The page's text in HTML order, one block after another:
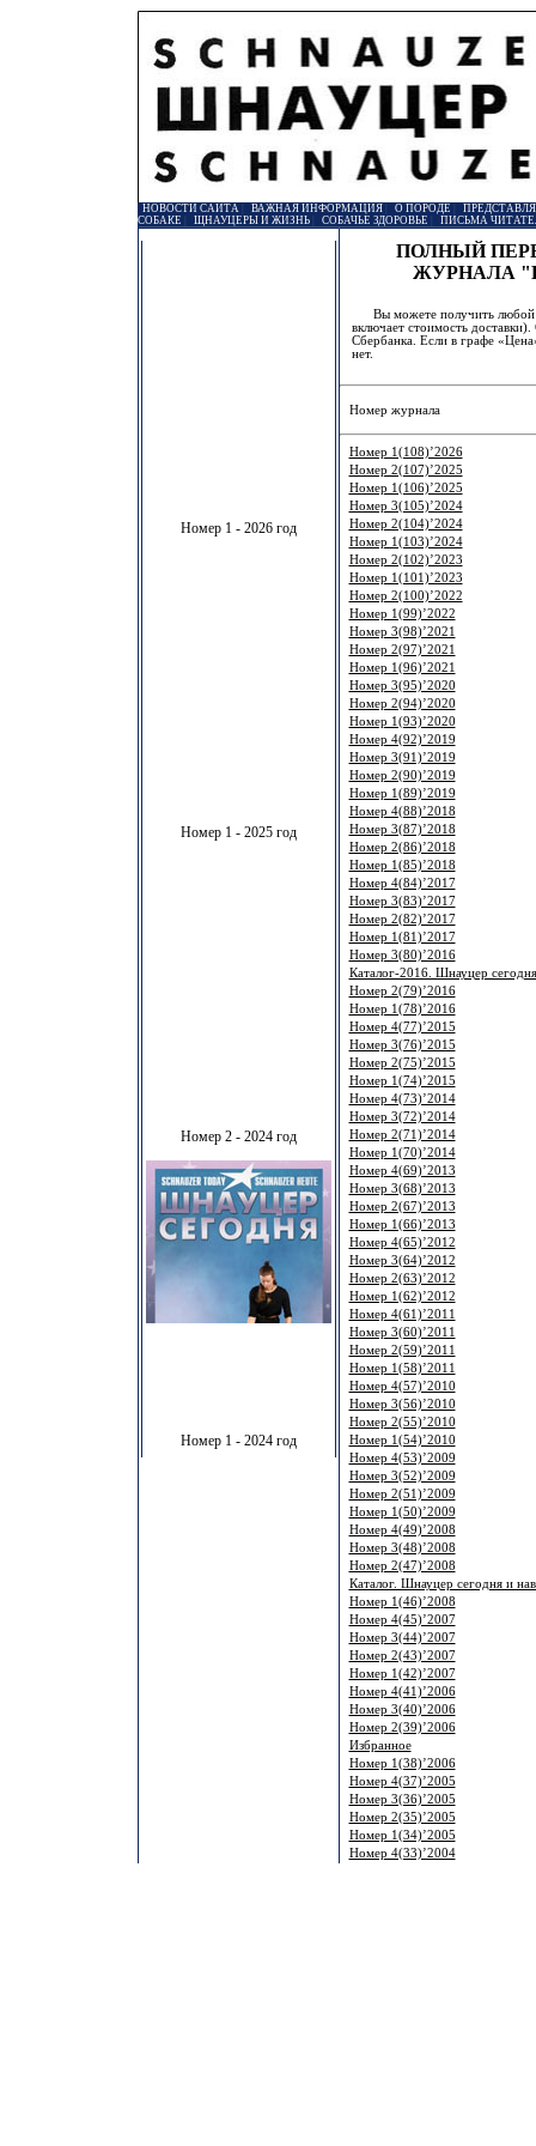
НОВОСТИ САЙТА| ВАЖНАЯ ИНФОРМАЦИЯ| О ПОРОДЕ
СОБАКЕ
ЩНАУЦЕРЫ И ЖИЗНЬ| СОБАЧЬЕ ЗДОРОВЬЕ ПИСЬМА
Номер 1 - 2026 год
Номер 1 - 2025 год
Номер 2 - 2024 год
Номер 1 - 2024 год
ПОЛНЫЙ
ЖУРНАЛА
Вы можете получить любой
включает стоимость
Сбербанка. Если в графе
нет.
Номер журнала
Номер 1(108)’2026
Номер 2(107)’2025
Номер 1(106)’2025
Номер 3(105)’2024
Номер 2(104)’2024
Номер 1(103)’2024
Номер 2(102)’2023
Номер 1(101)’2023
Номер 2(100)’2022
Номер 1(99)’2022
Номер 3(98)’2021
Номер 2(97)’2021
Номер 1(96)’2021
Номер 3(95)’2020
Номер 2(94)’2020
Номер 1(93)’2020
Номер 4(92)’2019
Номер 3(91)’2019
Номер 2(90)’2019
Номер 1(89)’2019
Номер 4(88)’2018
Номер 3(87)’2018
Номер 2(86)’2018
Номер 1(85)’2018
Номер 4(84)’2017
Номер 3(83)’2017
Номер 2(82)’2017
Номер 1(81)’2017
Номер 3(80)’2016
Каталог-2016. Шнауцер сегодня
Номер 2(79)’2016
Номер 1(78)’2016
Номер 4(77)’2015
Номер 3(76)’2015
Номер 2(75)’2015
Номер 1(74)’2015
Номер 4(73)’2014
Номер 3(72)’2014
Номер 2(71)’2014
Номер 1(70)’2014
Номер 4(69)’2013
Номер 3(68)’2013
Номер 2(67)’2013
Номер 1(66)’2013
Номер 4(65)’2012
Номер 3(64)’2012
Номер 2(63)’2012
Номер 1(62)’2012
Номер 4(61)’2011
Номер 3(60)’2011
Номер 2(59)’2011
Номер 1(58)’2011
Номер 4(57)’2010
Номер 3(56)’2010
Номер 2(55)’2010
Номер 1(54)’2010
Номер 4(53)’2009
Номер 3(52)’2009
Номер 2(51)’2009
Номер 1(50)’2009
Номер 4(49)’2008
Номер 3(48)’2008
Номер 2(47)’2008
Каталог. Шнауцер сегодня и
Номер 1(46)’2008
Номер 4(45)’2007
Номер 3(44)’2007
Номер 2(43)’2007
Номер 1(42)’2007
Номер 4(41)’2006
Номер 3(40)’2006
Номер 2(39)’2006
Избранное
Номер 1(38)’2006
Номер 4(37)’2005
Номер 3(36)’2005
Номер 2(35)’2005
Номер 1(34)’2005
Номер 4(33)’2004